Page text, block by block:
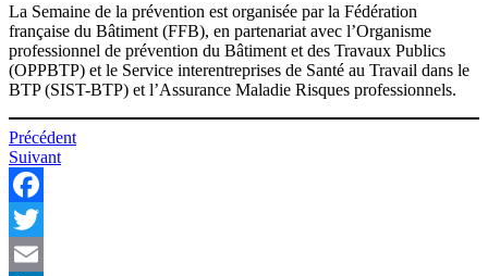
La Semaine de la prévention est organisée par la Fédération
française du Bâtiment (FFB), en partenariat avec l’Organisme
professionnel de prévention du Bâtiment et des Travaux Publics
(OPPBTP) et le Service interentreprises de Santé au Travail dans le
BTP (SIST-BTP) et l’Assurance Maladie Risques professionnels.
Navigation
de
l’article
Précédent
Suivant
Facebook
Twitter